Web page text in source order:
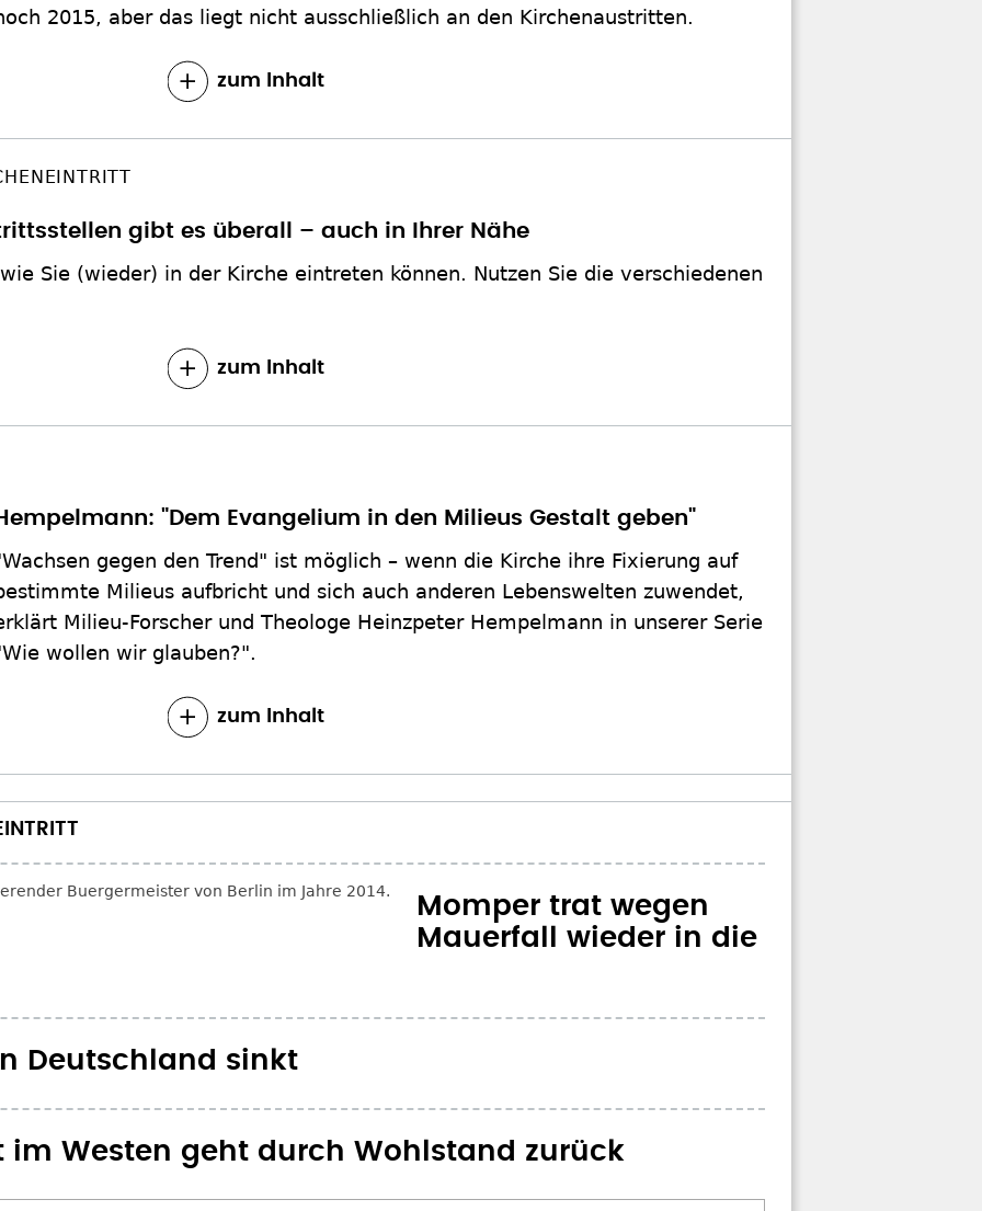
2015, aber das liegt nicht ausschließlich an den Kirchenaustritten.
zum Inhalt
gibt es überall – auch in Ihrer Nähe
Sie (wieder) in der Kirche eintreten können. Nutzen Sie die verschiedenen
zum Inhalt
"Dem Evangelium in den Milieus Gestalt geben"
gegen den Trend" ist möglich – wenn die Kirche ihre Fixierung auf
Milieus aufbricht und sich auch anderen Lebenswelten zuwendet,
Milieu-Forscher und Theologe Heinzpeter Hempelmann in unserer Serie
wollen wir glauben?".
zum Inhalt
Momper trat wegen
Mauerfall wieder in die
Deutschland sinkt
im Westen geht durch Wohlstand zurück